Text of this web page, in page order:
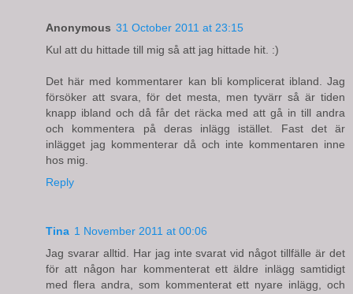
Anonymous 31 October 2011 at 23:15
Kul att du hittade till mig så att jag hittade hit. :)
Det här med kommentarer kan bli komplicerat ibland. Jag
försöker att svara, för det mesta, men tyvärr så är tiden
knapp ibland och då får det räcka med att gå in till andra
och kommentera på deras inlägg istället. Fast det är
inlägget jag kommenterar då och inte kommentaren inne
hos mig.
Reply
Tina 1 November 2011 at 00:06
Jag svarar alltid. Har jag inte svarat vid något tillfälle är det
för att någon har kommenterat ett äldre inlägg samtidigt
med flera andra, som kommenterat ett nyare inlägg, och